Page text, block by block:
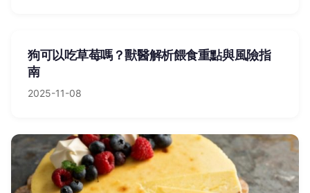
狗可以吃草莓嗎？獸醫解析餵食重點與風險指
南
2025-11-08